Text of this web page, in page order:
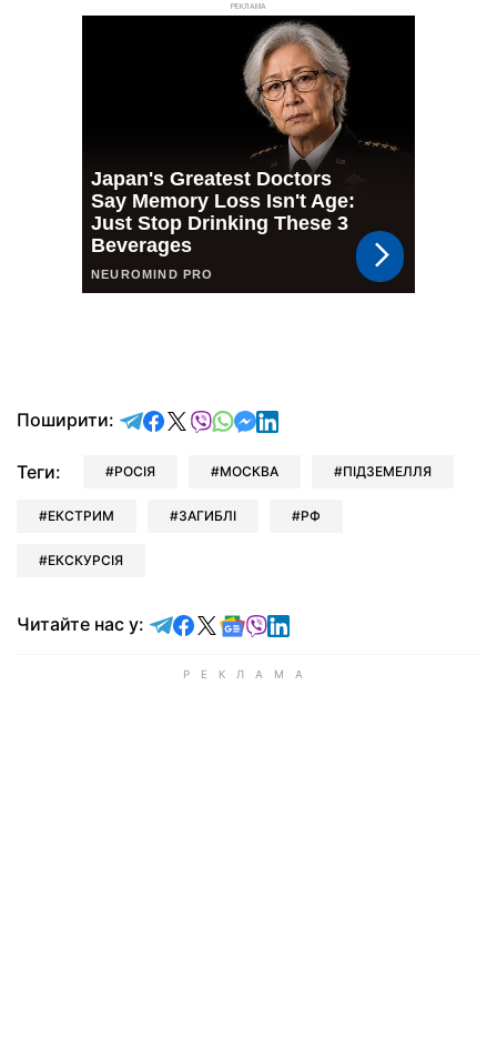
РЕКЛАМА
Поширити: відправити у Telegram
поділитись у Facebook
поділитись у X
відправити у Viber
відправити у Whatsapp
відправити у Messenger
відправити у LinkedIn
Теги: РОСІЯ МОСКВА ПІДЗЕМЕЛЛЯ
ЕКСТРИМ ЗАГИБЛІ РФ
ЕКСКУРСІЯ
Читайте нас у: Читайте у Telegram
Читайте у Facebook
Читайте у X
Читайте у Google news
Читайте у Viber
Читайте у LinkedIn